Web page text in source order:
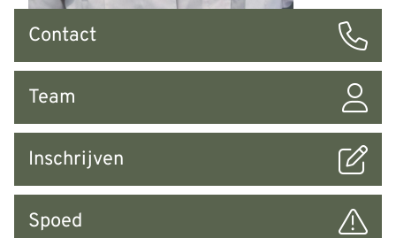
naar
Contact
Team
Inschrijven
Spoed